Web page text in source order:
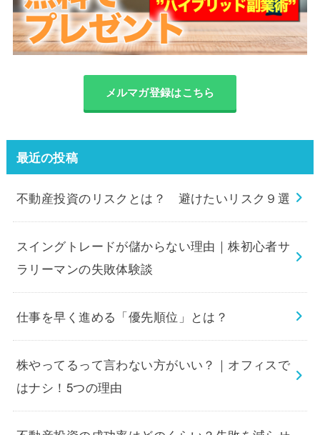
メルマガ登録はこちら
最近の投稿
不動産投資のリスクとは？ 避けたいリスク９選
スイングトレードが儲からない理由｜株初心者サ
ラリーマンの失敗体験談
仕事を早く進める「優先順位」とは？
株やってるって言わない方がいい？｜オフィスで
はナシ！5つの理由